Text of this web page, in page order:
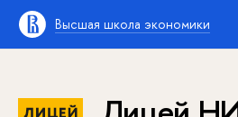
Высшая школа экономики